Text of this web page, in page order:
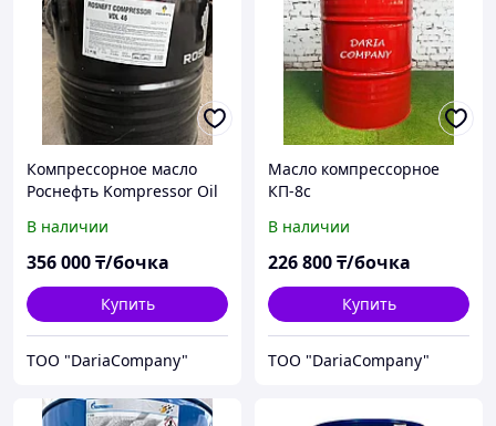
Компрессорное масло
Роснефть Kompressоr Oil
В наличии
356 000₸/бочка
Купить
TOO "DariaCompany"
Масло компрессорное
КП-8с
В наличии
226 800₸/бочка
Купить
TOO "DariaCompany"